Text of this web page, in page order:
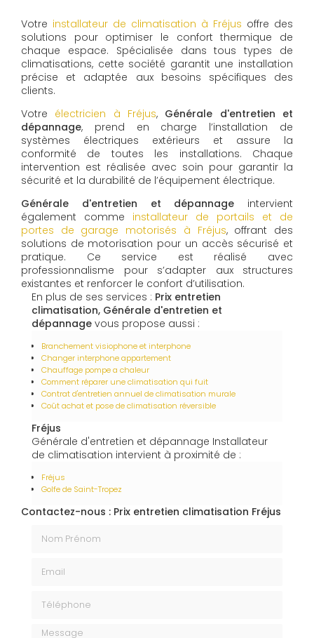
Votre installateur de climatisation à Fréjus offre des
solutions pour optimiser le confort thermique de
chaque espace. Spécialisée dans tous types de
climatisations, cette société garantit une installation
précise et adaptée aux besoins spécifiques des
clients.
Votre électricien à Fréjus, Générale d'entretien et
dépannage, prend en charge l’installation de
systèmes électriques extérieurs et assure la
conformité de toutes les installations. Chaque
intervention est réalisée avec soin pour garantir la
sécurité et la durabilité de l’équipement électrique.
Générale d'entretien et dépannage intervient
également comme installateur de portails et de
portes de garage motorisés à Fréjus, offrant des
solutions de motorisation pour un accès sécurisé et
pratique. Ce service est réalisé avec
professionnalisme pour s’adapter aux structures
existantes et renforcer le confort d’utilisation.
En plus de ses services : Prix entretien
climatisation, Générale d'entretien et
dépannage vous propose aussi :
Branchement visiophone et interphone
Changer interphone appartement
Chauffage pompe a chaleur
Comment réparer une climatisation qui fuit
Contrat d'entretien annuel de climatisation murale
Coût achat et pose de climatisation réversible
Fréjus
Générale d'entretien et dépannage Installateur
de climatisation intervient à proximité de :
Fréjus
Golfe de Saint-Tropez
Contactez-nous : Prix entretien climatisation Fréjus
Message